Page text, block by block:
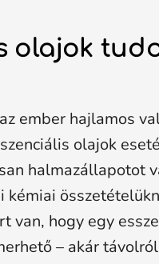
olajok
ember hajlamos
olajok
halmazállapotot
kémiai
van, hogy egy
– akár